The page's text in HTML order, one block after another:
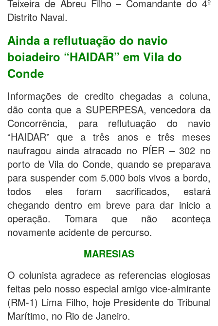
Teixeira de Abreu Filho – Comandante do 4º
Distrito Naval.
Ainda a reflutuação do navio
boiadeiro “HAIDAR” em Vila do
Conde
Informações de credito chegadas a coluna,
dão conta que a SUPERPESA, vencedora da
Concorrência, para reflutuação do navio
“HAIDAR” que a três anos e três meses
naufragou ainda atracado no PÍER – 302 no
porto de Vila do Conde, quando se preparava
para suspender com 5.000 bois vivos a bordo,
todos eles foram sacrificados, estará
chegando dentro em breve para dar inicio a
operação. Tomara que não aconteça
novamente acidente de percurso.
MARESIAS
O colunista agradece as referencias elogiosas
feitas pelo nosso especial amigo vice-almirante
(RM-1) Lima Filho, hoje Presidente do Tribunal
Marítimo, no Rio de Janeiro.